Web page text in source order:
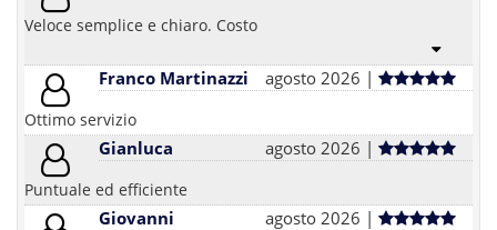
Veloce semplice e chiaro. Costo
Franco Martinazzi agosto 2026 |
Ottimo servizio
Gianluca agosto 2026 |
Puntuale ed efficiente
Giovanni agosto 2026 |